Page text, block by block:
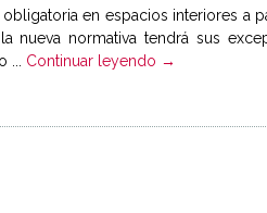
en espacios interiores a
nueva normativa tendrá sus
... Continuar leyendo →